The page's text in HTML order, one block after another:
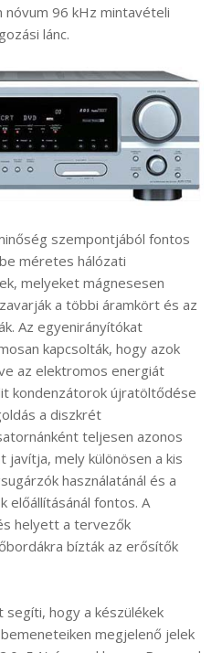
96 kHz mintavételi
lánc.
szempontjából fontos
méretes hálózati
melyeket mágnesesen
a többi áramkört és az
Az egyenirányítókat
kapcsolták, hogy azok
az elektromos energiát
kondenzátorok újratöltődése
a diszkrét
teljesen azonos
mely különösen a kis
használatánál és a
előállításánál fontos. A
helyett a tervezők
bízták az erősítők
segíti, hogy a készülékek
megjelenő jelek